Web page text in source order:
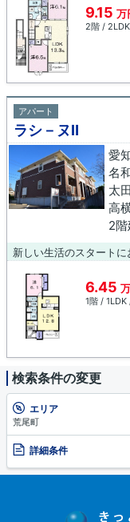
9.15 万
2階 /
アパート
ラシ－ヌⅡ
愛
2
6.45
1階 / 1LDK
検索条件の変更
エリア
荒尾町
詳細条件